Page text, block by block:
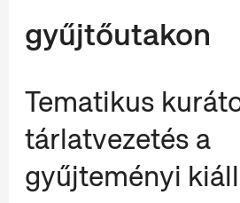
gyűjtőutakon
Tematikus
tárlatvezetés a
gyűjteményi